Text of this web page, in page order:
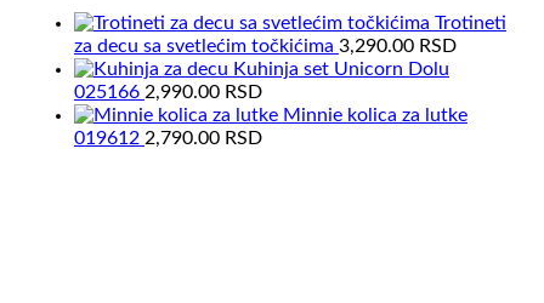
Trotineti
za decu sa svetlećim točkićima 3,290.00 RSD
Kuhinja set Unicorn Dolu
025166 2,990.00 RSD
Minnie kolica za lutke
019612 2,790.00 RSD